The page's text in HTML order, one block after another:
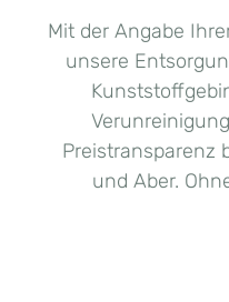
Mit der Angabe
unsere
Preistransparenz
und Aber.